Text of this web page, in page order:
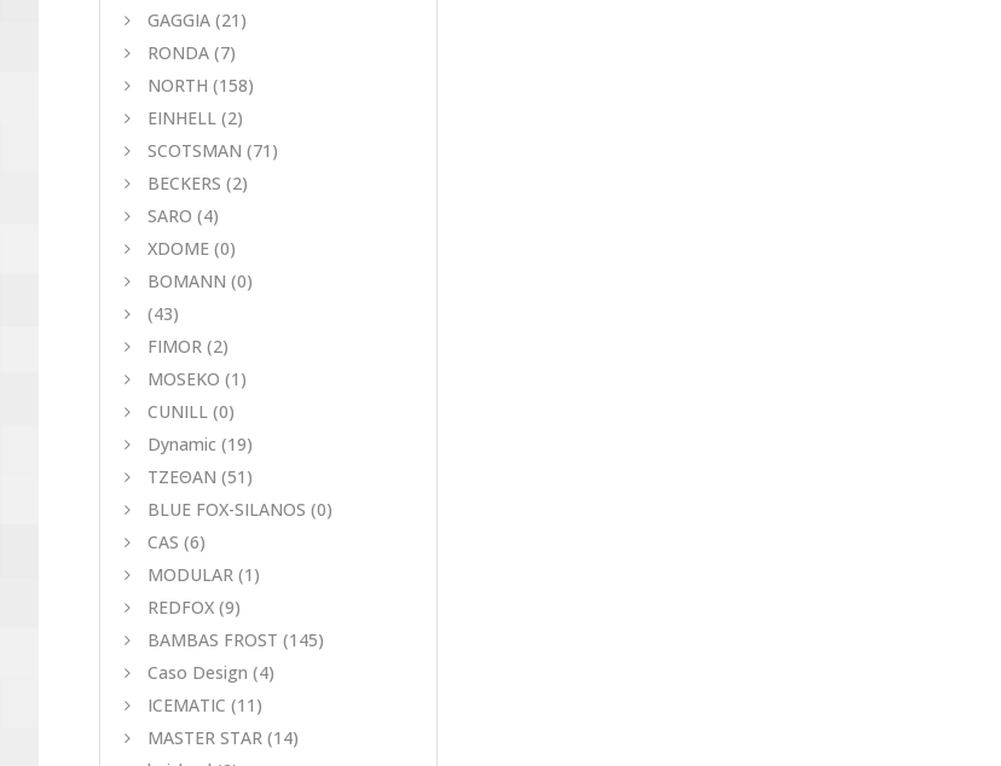
GAGGIA (21)
RONDA (7)
NORTH (158)
EINHELL (2)
SCOTSMAN (71)
BECKERS (2)
SARO (4)
XDOME (0)
BOMANN (0)
(43)
FIMOR (2)
MOSEKO (1)
CUNILL (0)
Dynamic (19)
ΤΖΕΘΑΝ (51)
BLUE FOX-SILANOS (0)
CAS (6)
MODULAR (1)
REDFOX (9)
BAMBAS FROST (145)
Caso Design (4)
ICEMATIC (11)
MASTER STAR (14)